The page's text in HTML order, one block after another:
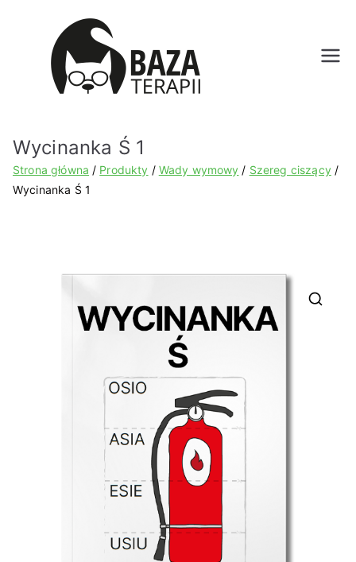
Bazat
pl
Wycinanka Ś 1
Strona główna Produkty Wady wymowy
Szereg ciszący
Wycinanka Ś 1